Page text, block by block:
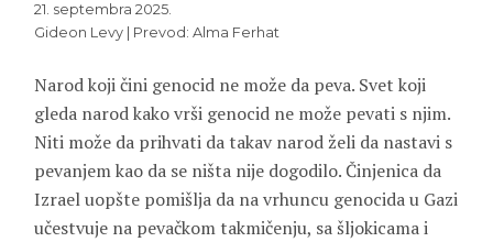
21. septembra 2025.
Gideon Levy | Prevod: Alma Ferhat
Narod koji čini genocid ne može da peva. Svet koji
gleda narod kako vrši genocid ne može pevati s njim.
Niti može da prihvati da takav narod želi da nastavi s
pevanjem kao da se ništa nije dogodilo. Činjenica da
Izrael uopšte pomišlja da na vrhuncu genocida u Gazi
učestvuje na pevačkom takmičenju, sa šljokicama i